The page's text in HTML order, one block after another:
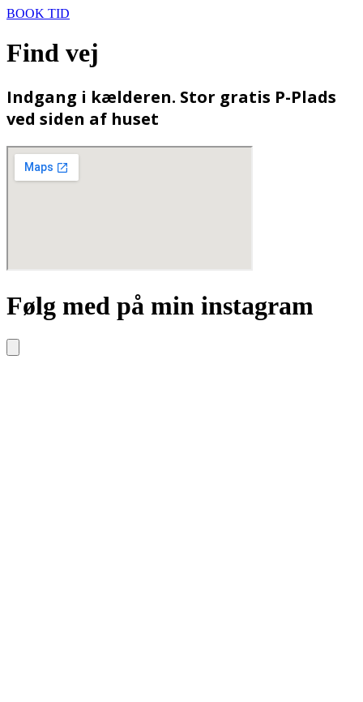
BOOK TID
Find vej
Indgang i kælderen. Stor gratis P-Plads
ved siden af huset
Følg med på min instagram